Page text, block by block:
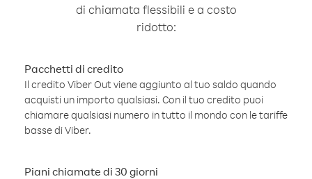
di chiamata flessibili e a costo
ridotto:
Pacchetti di credito
Il credito Viber Out viene aggiunto al tuo saldo quando
acquisti un importo qualsiasi. Con il tuo credito puoi
chiamare qualsiasi numero in tutto il mondo con le tariffe
basse di Viber.
Piani chiamate di 30 giorni